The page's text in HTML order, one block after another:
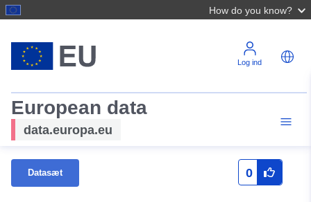
How do you know?
Log ind
European data
data.europa.eu
Datasæt 0